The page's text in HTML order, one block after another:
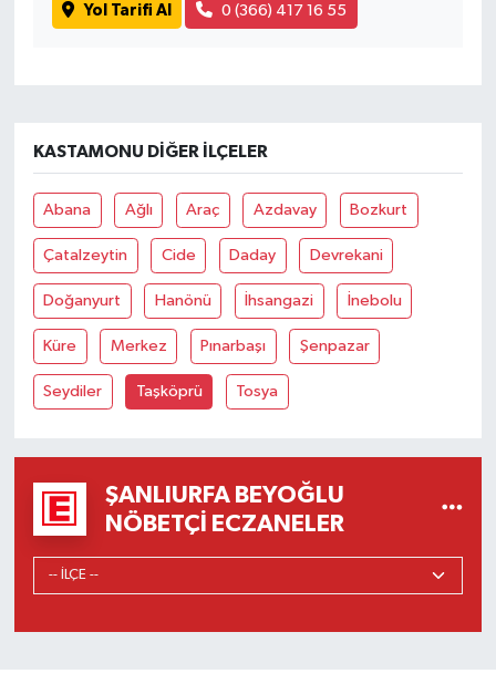
Yol Tarifi Al 0 (366) 417 16 55
KASTAMONU DIĞER İLÇELER
Abana Ağlı Araç Azdavay Bozkurt
Çatalzeytin Cide Daday Devrekani
Doğanyurt Hanönü İhsangazi İnebolu
Küre Merkez Pınarbaşı Şenpazar
Seydiler Taşköprü Tosya
ŞANLIURFA BEYOĞLU
NÖBETÇI ECZANELER